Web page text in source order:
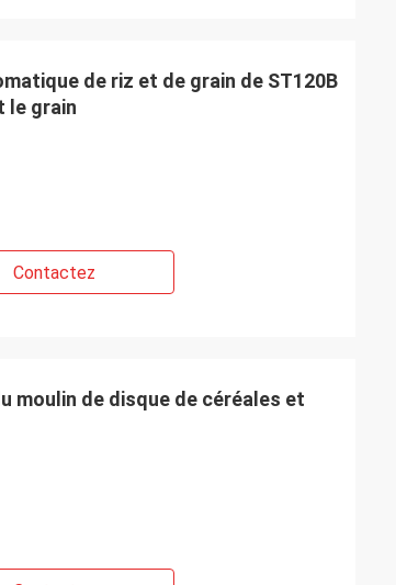
de riz et de grain de ST120B
le grain
Contactez
moulin de disque de céréales et